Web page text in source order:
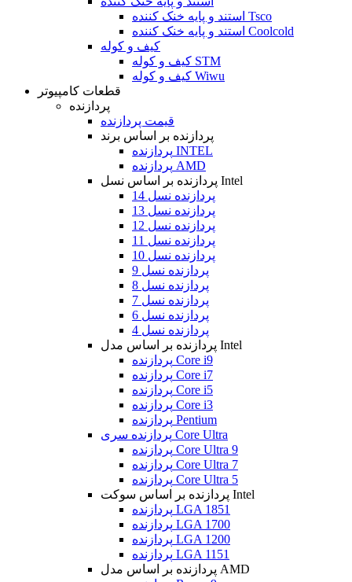
استند و پایه خنک کننده Tsco
استند و پایه خنک کننده Coolcold
کیف و کوله
کیف و کوله STM
کیف و کوله Wiwu
قطعات کامپیوتر
پردازنده
قیمت پردازنده
پردازنده بر اساس برند
پردازنده INTEL
پردازنده AMD
پردازنده بر اساس نسل Intel
پردازنده نسل 14
پردازنده نسل 13
پردازنده نسل 12
پردازنده نسل 11
پردازنده نسل 10
پردازنده نسل 9
پردازنده نسل 8
پردازنده نسل 7
پردازنده نسل 6
پردازنده نسل 4
پردازنده بر اساس مدل Intel
پردازنده Core i9
پردازنده Core i7
پردازنده Core i5
پردازنده Core i3
پردازنده Pentium
پردازنده سری Core Ultra
پردازنده Core Ultra 9
پردازنده Core Ultra 7
پردازنده Core Ultra 5
پردازنده بر اساس سوکت Intel
پردازنده LGA 1851
پردازنده LGA 1700
پردازنده LGA 1200
پردازنده LGA 1151
پردازنده بر اساس مدل AMD